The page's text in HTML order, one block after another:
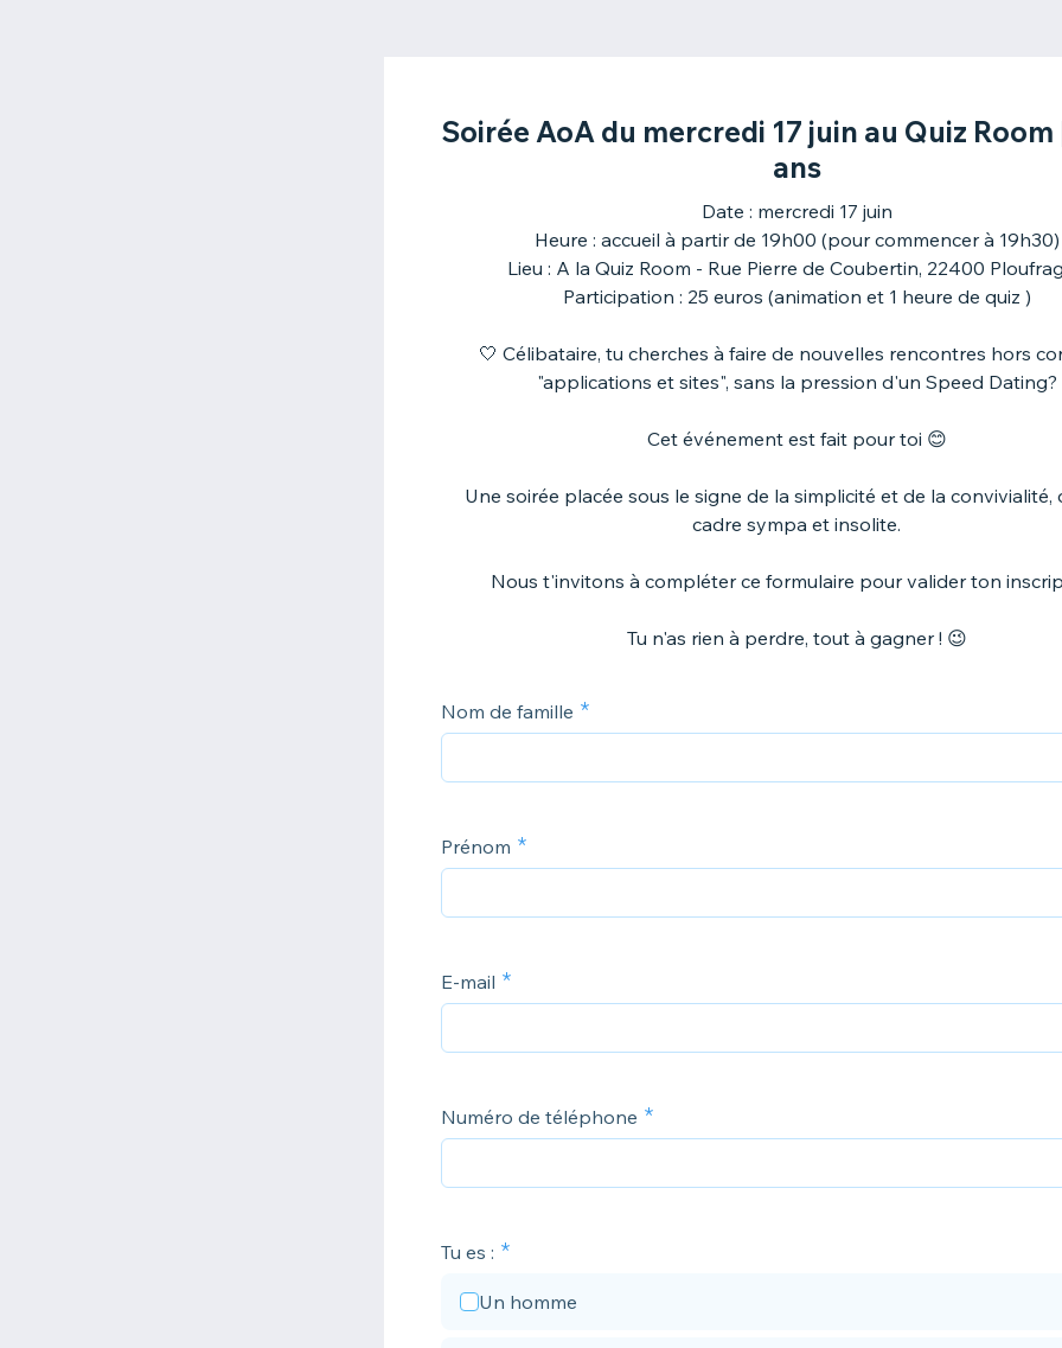
Soirée AoA du mercredi 17 juin au Quiz Room
ans
Date : mercredi 17 juin
Heure : accueil à partir de 19h00 (pour commencer à 19h30)
Lieu : A la Quiz Room - Rue Pierre de Coubertin, 22400
Participation : 25 euros (animation et 1 heure de quiz )
🤍 Célibataire, tu cherches à faire de nouvelles rencontres hors
"applications et sites", sans la pression d'un Speed Dating?
Cet événement est fait pour toi 😊
Une soirée placée sous le signe de la simplicité et de la convivialité,
cadre sympa et insolite.
Nous t'invitons à compléter ce formulaire pour valider ton
Tu n'as rien à perdre, tout à gagner ! 😉
Nom de famille
Prénom
E-mail
Numéro de téléphone
Tu es :
Un homme